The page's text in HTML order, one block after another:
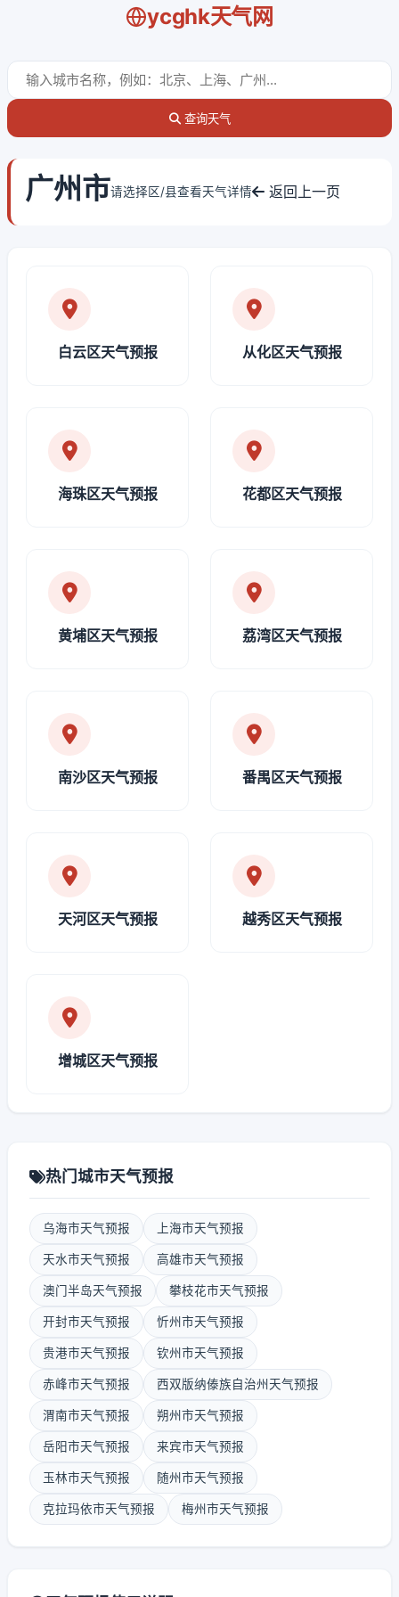
ycghk天气网
查询天气
广州市请选择区/县查看天气详情 返回上一页
白云区天气预报 从化区天气预报
海珠区天气预报 花都区天气预报
黄埔区天气预报 荔湾区天气预报
南沙区天气预报 番禺区天气预报
天河区天气预报 越秀区天气预报
增城区天气预报
热门城市天气预报
乌海市天气预报 上海市天气预报
天水市天气预报 高雄市天气预报
澳门半岛天气预报 攀枝花市天气预报
开封市天气预报 忻州市天气预报
贵港市天气预报 钦州市天气预报
赤峰市天气预报 西双版纳傣族自治州天气预报
渭南市天气预报 朔州市天气预报
岳阳市天气预报 来宾市天气预报
玉林市天气预报 随州市天气预报
克拉玛依市天气预报 梅州市天气预报